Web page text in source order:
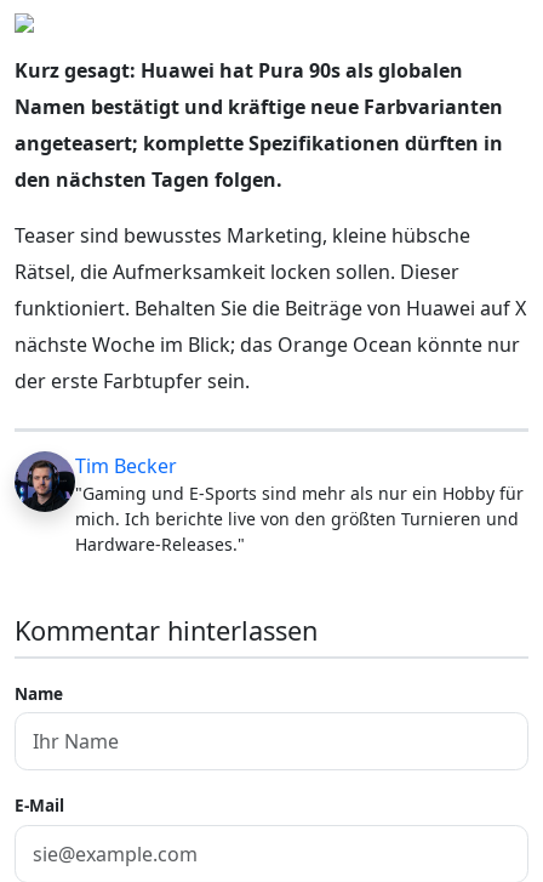
Kurz gesagt: Huawei hat Pura 90s als globalen
Namen bestätigt und kräftige neue Farbvarianten
angeteasert; komplette Spezifikationen dürften in
den nächsten Tagen folgen.
Teaser sind bewusstes Marketing, kleine hübsche
Rätsel, die Aufmerksamkeit locken sollen. Dieser
funktioniert. Behalten Sie die Beiträge von Huawei auf X
nächste Woche im Blick; das Orange Ocean könnte nur
der erste Farbtupfer sein.
Tim Becker
"Gaming und E-Sports sind mehr als nur ein Hobby für
mich. Ich berichte live von den größten Turnieren und
Hardware-Releases."
Kommentar hinterlassen
Name
E-Mail